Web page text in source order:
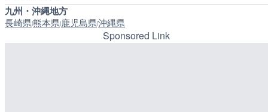
九州・沖縄地方
長崎県|熊本県|鹿児島県|沖縄県
Sponsored Link